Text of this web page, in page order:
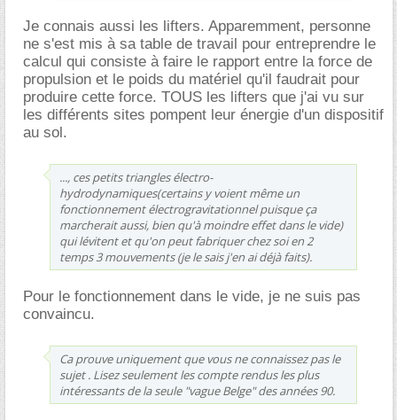
Je connais aussi les lifters. Apparemment, personne
ne s'est mis à sa table de travail pour entreprendre le
calcul qui consiste à faire le rapport entre la force de
propulsion et le poids du matériel qu'il faudrait pour
produire cette force. TOUS les lifters que j'ai vu sur
les différents sites pompent leur énergie d'un dispositif
au sol.
..., ces petits triangles électro-
hydrodynamiques(certains y voient même un
fonctionnement électrogravitationnel puisque ça
marcherait aussi, bien qu'à moindre effet dans le vide)
qui lévitent et qu'on peut fabriquer chez soi en 2
temps 3 mouvements (je le sais j'en ai déjà faits).
Pour le fonctionnement dans le vide, je ne suis pas
convaincu.
Ca prouve uniquement que vous ne connaissez pas le
sujet . Lisez seulement les compte rendus les plus
intéressants de la seule "vague Belge" des années 90.